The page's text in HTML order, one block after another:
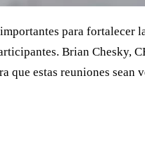
para
Brian Chesky,
que estas reuniones